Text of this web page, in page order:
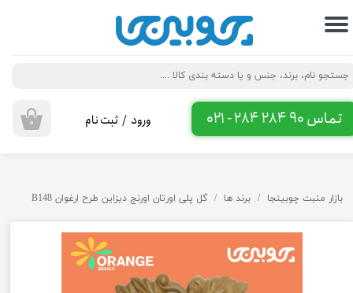
تماس 90 284 284 - 021 ۰ ورود / ثبت نام
حساب کاربری من
تغییر گذر واژه
سفارشات
خروج از حساب کاربری
بازار منبت چوبینجا برند ها گل پلی اورتان اورنج دیزاین طرح ارغوان B148